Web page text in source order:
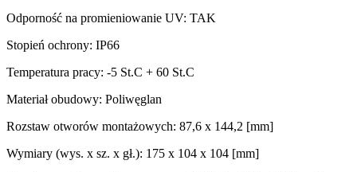
Odporność na promieniowanie UV: TAK
Stopień ochrony: IP66
Temperatura pracy: -5 St.C + 60 St.C
Materiał obudowy: Poliwęglan
Rozstaw otworów montażowych: 87,6 x 144,2 [mm]
Wymiary (wys. x sz. x gł.): 175 x 104 x 104 [mm]